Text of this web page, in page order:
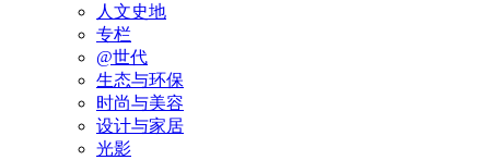
人文史地
专栏
@世代
生态与环保
时尚与美容
设计与家居
光影